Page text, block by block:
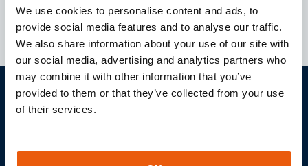
We use cookies to personalise content and ads, to
provide social media features and to analyse our traffic.
We also share information about your use of our site with
our social media, advertising and analytics partners who
may combine it with other information that you’ve
provided to them or that they’ve collected from your use
of their services.
Samen uw IOT project